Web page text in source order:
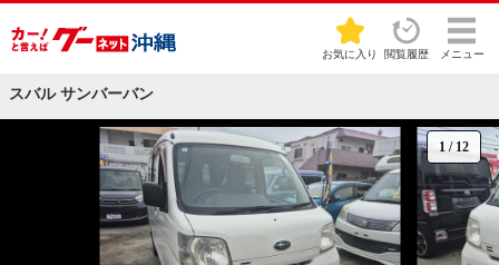
お気に入り 閲覧履歴 メニュー
スバル サンバーバン
1 / 12